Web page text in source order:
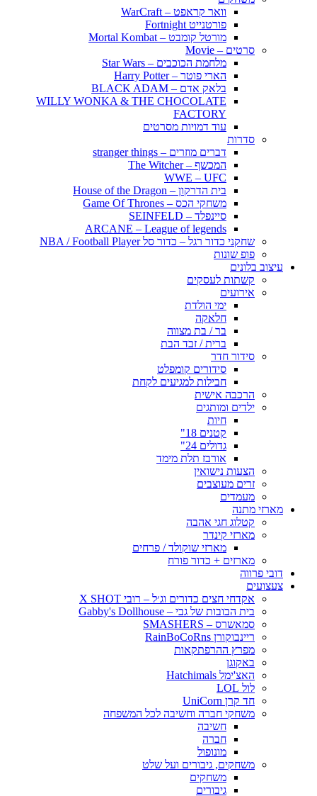
וואר קראפט – WarCraft
פורטנייט Fortnight
מורטל קומבט – Mortal Kombat
סרטים – Movie
מלחמת הכוכבים – Star Wars
הארי פוטר – Harry Potter
בלאק אדם – BLACK ADAM
WILLY WONKA & THE CHOCOLATE
FACTORY
עוד דמויות מסרטים
סדרות
דברים מוזרים – stranger things
המכשף – The Witcher
WWE – UFC
בית הדרקון – House of the Dragon
משחקי הכס – Game Of Thrones
סיינפלד – SEINFELD
ARCANE – League of legends
שחקני כדור רגל – כדור סל NBA / Football Player
פופ שונות
עיצוב בלונים
קשתות לעסקים
אירועים
ימי הולדת
חלאקה
בר / בת מצווה
ברית / זבד הבת
סידור חדר
סידורים קומפלט
חבילות למגיעים לקחת
הרכבה אישית
ילדים ומותגים
חיות
קטנים 18"
גדולים 24"
אורבז תלת מימד
הצעות נישואין
זרים מעוצבים
מעמדים
מארזי מתנה
קטלוג חגי אהבה
מארזי קינדר
מארזי שוקולד / פרחים
מארזים + כדור פורח
דובי פרווה
צעצועים
אקדחי חצים כדורים וג׳ל – רובי X SHOT
בית הבובות של גבי – Gabby's Dollhouse
סמאשרס – SMASHERS
ריינבוקורן RainBoCoRns
מפרץ ההרפתקאות
באקוגן
האצ'ימל Hatchimals
לול LOL
חד קרן UniCorn
משחקי חברה וחשיבה לכל המשפחה
חשיבה
חברה
מונופול
משחקים, גיבורים ועל שלט
משחקים
גיבורים